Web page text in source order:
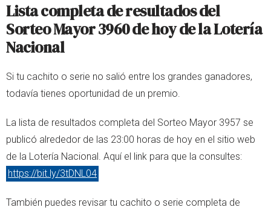
Lista completa de resultados del
Sorteo Mayor 3960 de hoy de la Lotería
Nacional
Si tu cachito o serie no salió entre los grandes ganadores,
todavía tienes oportunidad de un premio.
La lista de resultados completa del Sorteo Mayor 3957 se
publicó alrededor de las 23:00 horas de hoy en el sitio web
de la Lotería Nacional. Aquí el link para que la consultes:
https://bit.ly/3tDNL04
También puedes revisar tu cachito o serie completa de